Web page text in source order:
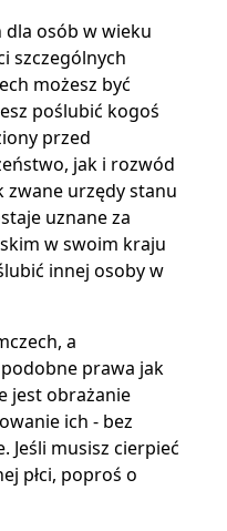
dla osób w wieku
szczególnych
możesz być
poślubić kogoś
przed
jak i rozwód
urzędy stanu
uznane za
w swoim kraju
innej osoby w
a
prawa jak
jest obrażanie
ich - bez
Jeśli musisz cierpieć
płci, poproś o